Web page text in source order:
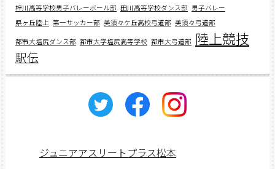
梓川高等学校男子バレーボール部 田川高等学校ダンス部 男子バレー
県ヶ丘陸上 第一サッカー部 美須々ケ丘高校弓道部 美須々弓道部
都市大塩尻ダンス部 都市大学塩尻高等学校 都市大弓道部 陸上競技
駅伝
ジュニアアスリートプラス松本